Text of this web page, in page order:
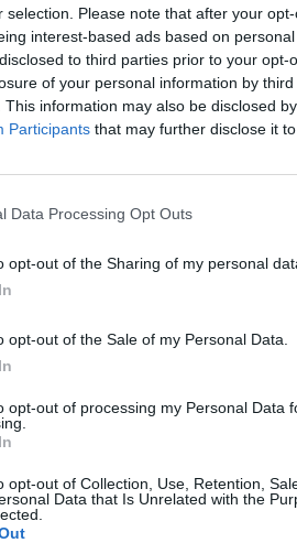
selection. Please note that after your
interest-based ads based on
to third parties prior to your
of your personal information by
This information may also be disclosed
Participants that may further disclose it
Data Processing Opt Outs
opt-out of the Sharing of my personal
opt-out of the Sale of my Personal Data.
opt-out of processing my Personal Data
opt-out of Collection, Use, Retention,
Data that Is Unrelated with the
θα θέλαμε να σας
της εγγραφής σας, την οποία
περί αναβολής του αγώνα.
εβδομάδας (από τις 05 έως
οι επικεφαλής των ομαδικών